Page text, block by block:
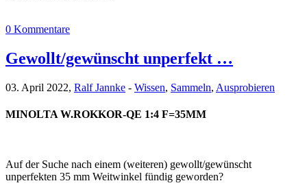
0 Kommentare
Gewollt/gewünscht unperfekt …
03. April 2022, Ralf Jannke - Wissen, Sammeln, Ausprobieren
MINOLTA W.ROKKOR-QE 1:4 F=35MM
Auf der Suche nach einem (weiteren) gewollt/gewünscht
unperfekten 35 mm Weitwinkel fündig geworden?